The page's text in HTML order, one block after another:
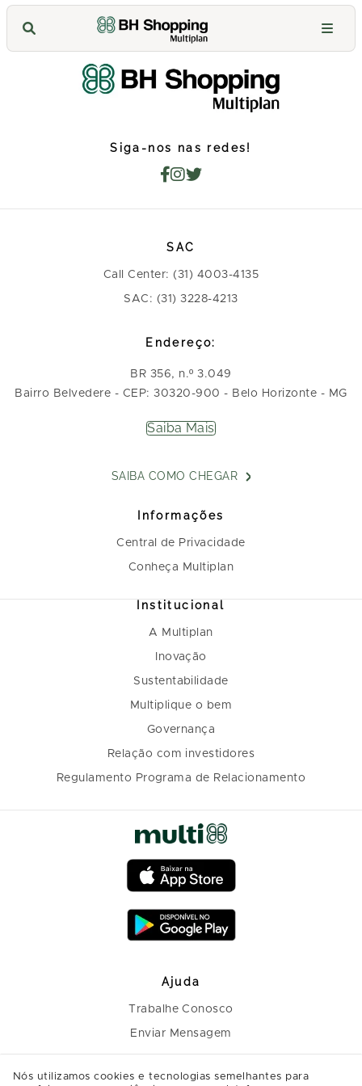
Siga-nos nas redes!
SAC
Call Center: (31) 4003-4135
SAC: (31) 3228-4213
Endereço:
BR 356, n.º 3.049
Bairro Belvedere - CEP: 30320-900 - Belo Horizonte - MG
Saiba Mais
SAIBA COMO CHEGAR
Informações
Central de Privacidade
Conheça Multiplan
Institucional
A Multiplan
Inovação
Sustentabilidade
Multiplique o bem
Governança
Relação com investidores
Regulamento Programa de Relacionamento
Ajuda
Trabalhe Conosco
Enviar Mensagem
Nós utilizamos cookies e tecnologias semelhantes para